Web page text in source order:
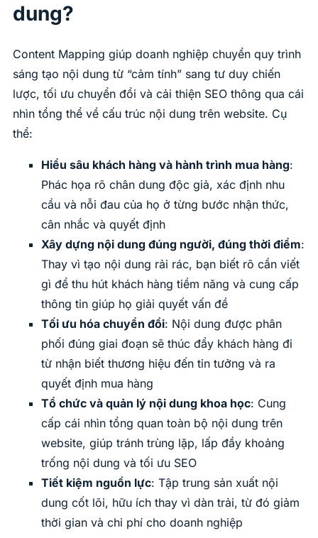
dung?
Content Mapping giúp doanh nghiệp chuyển quy trình
sáng tạo nội dung từ “cảm tính” sang tư duy chiến
lược, tối ưu chuyển đổi và cải thiện SEO thông qua cái
nhìn tổng thể về cấu trúc nội dung trên website. Cụ
thể:
Hiểu sâu khách hàng và hành trình mua hàng:
Phác họa rõ chân dung độc giả, xác định nhu
cầu và nỗi đau của họ ở từng bước nhận thức,
cân nhắc và quyết định
Xây dựng nội dung đúng người, đúng thời điểm:
Thay vì tạo nội dung rải rác, bạn biết rõ cần viết
gì để thu hút khách hàng tiềm năng và cung cấp
thông tin giúp họ giải quyết vấn đề
Tối ưu hóa chuyển đổi: Nội dung được phân
phối đúng giai đoạn sẽ thúc đẩy khách hàng đi
từ nhận biết thương hiệu đến tin tưởng và ra
quyết định mua hàng
Tổ chức và quản lý nội dung khoa học: Cung
cấp cái nhìn tổng quan toàn bộ nội dung trên
website, giúp tránh trùng lặp, lấp đầy khoảng
trống nội dung và tối ưu SEO
Tiết kiệm nguồn lực: Tập trung sản xuất nội
dung cốt lõi, hữu ích thay vì dàn trải, từ đó giảm
thời gian và chi phí cho doanh nghiệp